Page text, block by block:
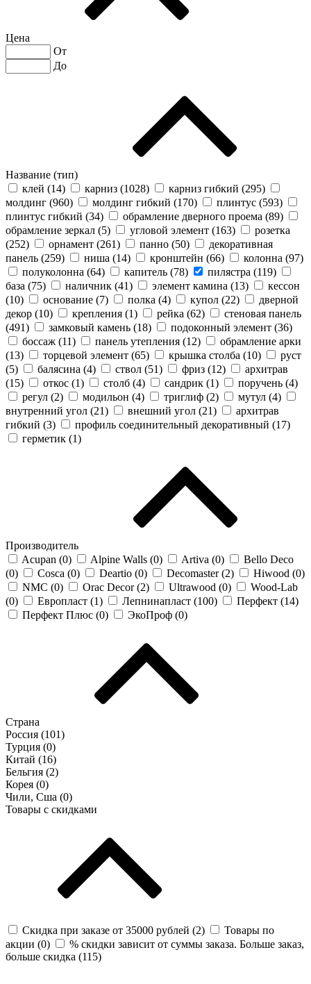
Цена
От
До
Название (тип)
клей (14) карниз (1028) карниз гибкий (295)
молдинг (960) молдинг гибкий (170) плинтус (593)
плинтус гибкий (34) обрамление дверного проема (89)
обрамление зеркал (5) угловой элемент (163)
розетка
(252) орнамент (261) панно (50)
декоративная
панель (259) ниша (14) кронштейн (66) колонна (97)
полуколонна (64) капитель (78) пилястра (119)
база (75) наличник (41) элемент камина (13)
кессон
(10) основание (7) полка (4) купол (22)
дверной
декор (10) крепления (1) рейка (62)
стеновая панель
(491) замковый камень (18) подоконный элемент (36)
боссаж (11) панель утепления (12)
обрамление арки
(13) торцевой элемент (65) крышка столба (10)
руст
(5) балясина (4) ствол (51) фриз (12)
архитрав
(15) откос (1) столб (4) сандрик (1) поручень (4)
регул (2) модильон (4) триглиф (2) мутул (4)
внутренний угол (21) внешний угол (21)
архитрав
гибкий (3) профиль соединительный декоративный (17)
герметик (1)
Производитель
Acupan (0) Alpine Walls (0) Artiva (0)
Bello Deco
(0) Cosca (0) Deartio (0) Decomaster (2) Hiwood (0)
NMC (0) Orac Decor (2) Ultrawood (0)
Wood-Lab
(0) Европласт (1) Лепнинапласт (100) Перфект (14)
Перфект Плюс (0) ЭкоПроф (0)
Страна
Россия (101)
Турция (0)
Китай (16)
Бельгия (2)
Корея (0)
Чили, Сша (0)
Товары с скидками
Скидка при заказе от 35000 рублей (2)
Товары по
акции (0)
% скидки зависит от суммы заказа. Больше заказ,
больше скидка (115)